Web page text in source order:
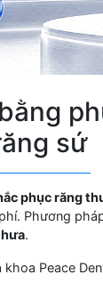
sứ
phục răng
Phương
.
Peace